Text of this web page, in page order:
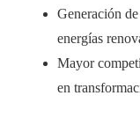
Generación
energías
Mayor
en